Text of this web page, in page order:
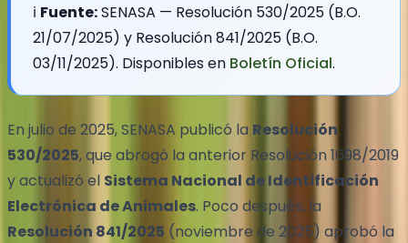
ℹ️ Fuente:SENASA — Resolución 530/2025 (B.O.
21/07/2025) y Resolución 841/2025 (B.O.
03/11/2025). Disponibles en Boletín Oficial.
En julio de 2025, SENASA publicó la Resolución
530/2025, que abrogó la anterior Resolución 1698/2019
y actualizó el Sistema Nacional de Identificación
Electrónica de Animales. Poco después, la
Resolución 841/2025 (noviembre de 2025) aprobó la